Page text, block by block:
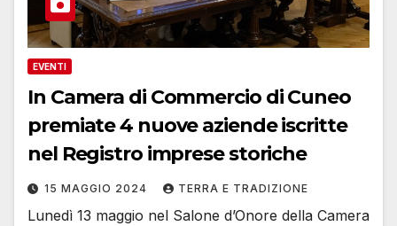
EVENTI
In Camera di Commercio di Cuneo
premiate 4 nuove aziende iscritte
nel Registro imprese storiche
15 MAGGIO 2024 TERRA E TRADIZIONE
Lunedì 13 maggio nel Salone d’Onore della Camera